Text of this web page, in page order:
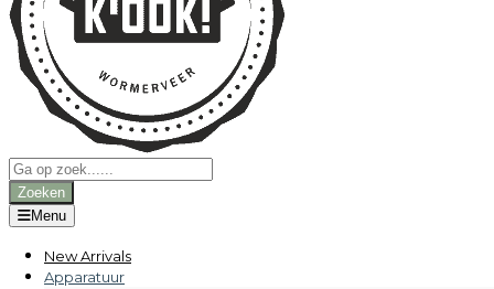
Producten
zoeken
Zoeken
Menu
New Arrivals
Apparatuur